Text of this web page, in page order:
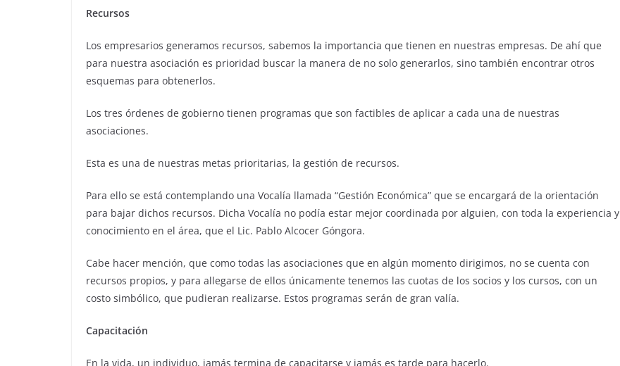
Recursos
Los empresarios generamos recursos, sabemos la importancia que tienen en nuestras empresas. De ahí que
para nuestra asociación es prioridad buscar la manera de no solo generarlos, sino también encontrar otros
esquemas para obtenerlos.
Los tres órdenes de gobierno tienen programas que son factibles de aplicar a cada una de nuestras
asociaciones.
Esta es una de nuestras metas prioritarias, la gestión de recursos.
Para ello se está contemplando una Vocalía llamada “Gestión Económica” que se encargará de la orientación
para bajar dichos recursos. Dicha Vocalía no podía estar mejor coordinada por alguien, con toda la experiencia y
conocimiento en el área, que el Lic. Pablo Alcocer Góngora.
Cabe hacer mención, que como todas las asociaciones que en algún momento dirigimos, no se cuenta con
recursos propios, y para allegarse de ellos únicamente tenemos las cuotas de los socios y los cursos, con un
costo simbólico, que pudieran realizarse. Estos programas serán de gran valía.
Capacitación
En la vida, un individuo, jamás termina de capacitarse y jamás es tarde para hacerlo.